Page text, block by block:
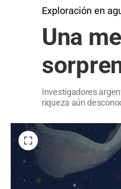
Exploración en
Una
Investigadores
riqueza aún